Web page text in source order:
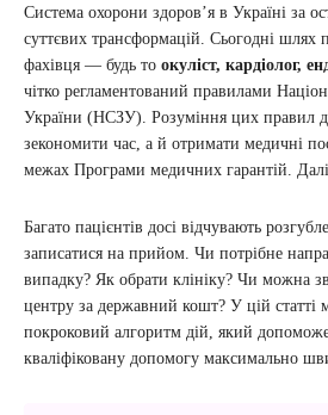
Система охорони здоров’я в Україні за
суттєвих трансформацій. Сьогодні шлях
фахівця — будь то окуліст, кардіолог,
чітко регламентований правилами
України (НСЗУ). Розуміння цих правил
зекономити час, а й отримати медичні
межах Програми медичних гарантій.
Багато пацієнтів досі відчувають
записатися на прийом. Чи потрібне
випадку? Як обрати клініку? Чи можна
центру за державний кошт? У цій статті
покроковий алгоритм дій, який
кваліфіковану допомогу максимально